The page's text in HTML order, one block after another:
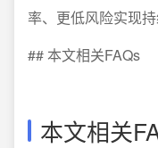
率、更低风险实现持
## 本文相关FAQs
本文相关